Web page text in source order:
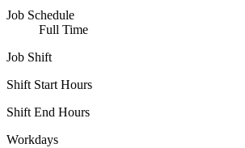
Job Schedule
Full Time
Job Shift
Shift Start Hours
Shift End Hours
Workdays